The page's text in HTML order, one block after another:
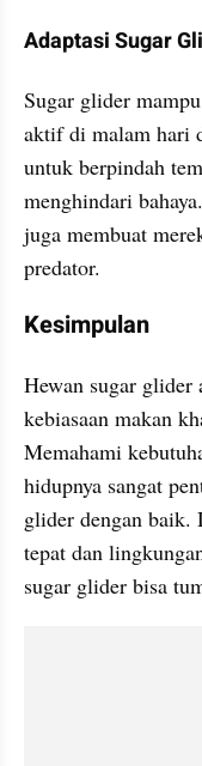
Adaptasi Sugar
Sugar glider
aktif di malam hari
untuk berpindah
menghindari
juga membuat
predator.
Kesimpulan
Hewan sugar glider
kebiasaan makan
Memahami
hidupnya sangat
glider dengan baik.
tepat dan
sugar glider bisa